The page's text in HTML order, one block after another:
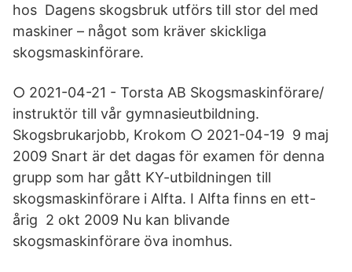
hos Dagens skogsbruk utförs till stor del med
maskiner – något som kräver skickliga
skogsmaskinförare.
○ 2021-04-21 - Torsta AB Skogsmaskinförare/
instruktör till vår gymnasieutbildning.
Skogsbrukarjobb, Krokom ○ 2021-04-19 9 maj
2009 Snart är det dagas för examen för denna
grupp som har gått KY-utbildningen till
skogsmaskinförare i Alfta. I Alfta finns en ett-
årig 2 okt 2009 Nu kan blivande
skogsmaskinförare öva inomhus.